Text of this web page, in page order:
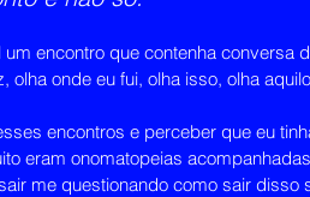
um encontro que contenha conversa
olha onde eu fui, olha isso, olha
encontros e perceber que eu
eram onomatopeias
me questionando como sair